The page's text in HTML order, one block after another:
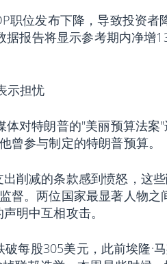
职位发布下降，导致投资者
据报告将显示参考期内净增
示担忧
体对特朗普的"美丽预算法案
曾参与制定的特朗普预算。
削减的条款感到愤怒，这
督。两位国家最显著人物之
明中互相攻击。
每股305美元，此前埃隆·